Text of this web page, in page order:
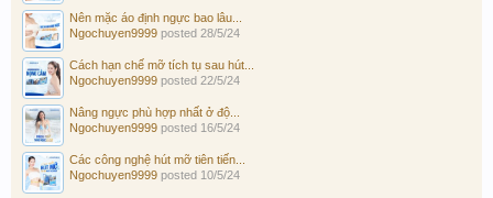
Nên mặc áo định ngực bao lâu...
Ngochuyen9999 posted 28/5/24
Cách hạn chế mỡ tích tụ sau hút...
Ngochuyen9999 posted 22/5/24
Nâng ngực phù hợp nhất ở độ...
Ngochuyen9999 posted 16/5/24
Các công nghệ hút mỡ tiên tiến...
Ngochuyen9999 posted 10/5/24